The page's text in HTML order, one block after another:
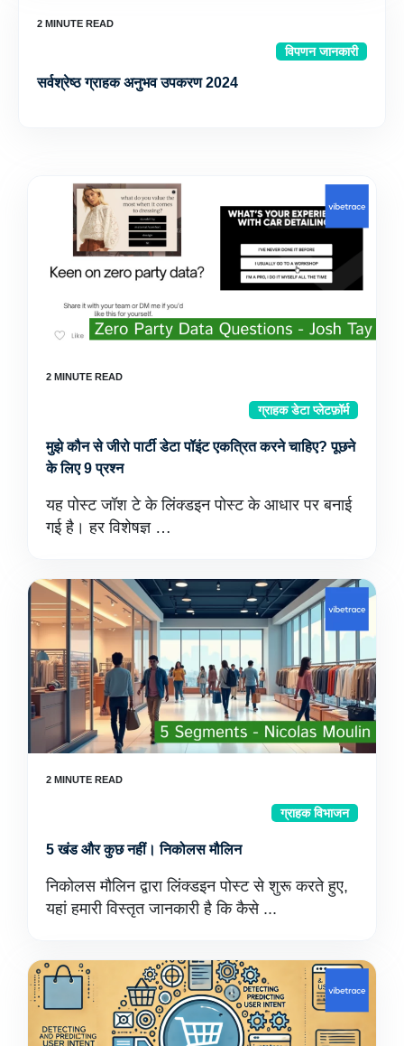
विपणन जानकारी
सर्वश्रेष्ठ ग्राहक अनुभव उपकरण 2024
ग्राहक डेटा प्लेटफ़ॉर्म
मुझे कौन से जीरो पार्टी डेटा पॉइंट एकत्रित करने चाहिए? पूछने
के लिए 9 प्रश्न
यह पोस्ट जॉश टे के लिंक्डइन पोस्ट के आधार पर बनाई
गई है। हर विशेषज्ञ …
ग्राहक विभाजन
5 खंड और कुछ नहीं। निकोलस मौलिन
निकोलस मौलिन द्वारा लिंक्डइन पोस्ट से शुरू करते हुए,
यहां हमारी विस्तृत जानकारी है कि कैसे ...